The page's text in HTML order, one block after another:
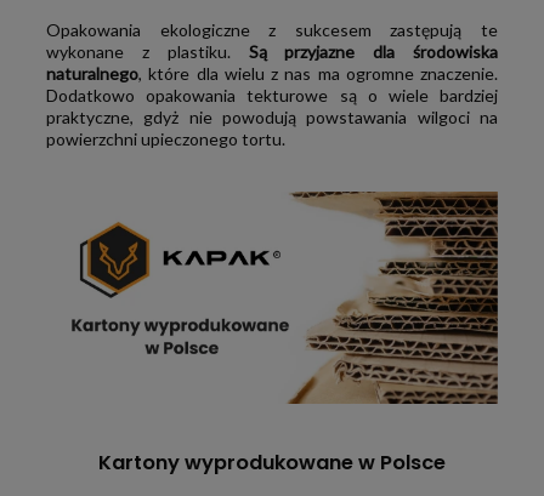
Opakowania ekologiczne z sukcesem zastępują te
wykonane z plastiku. Są przyjazne dla środowiska
naturalnego, które dla wielu z nas ma ogromne znaczenie.
Dodatkowo opakowania tekturowe są o wiele bardziej
praktyczne, gdyż nie powodują powstawania wilgoci na
powierzchni upieczonego tortu.
Kartony wyprodukowane w Polsce